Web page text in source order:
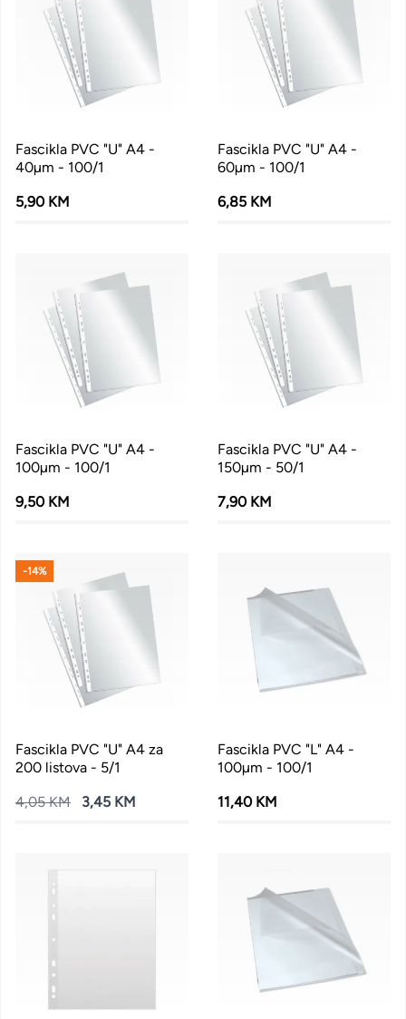
Fascikla PVC "U" A4 -
40µm - 100/1
5,90 KM
Fascikla PVC "U" A4 -
60µm - 100/1
6,85 KM
Fascikla PVC "U" A4 -
100µm - 100/1
9,50 KM
Fascikla PVC "U" A4 -
150µm - 50/1
7,90 KM
Fascikla PVC "U" A4 za
200 listova - 5/1
4,05 KM
3,45 KM
-14%
Fascikla PVC "L" A4 -
100µm - 100/1
11,40 KM